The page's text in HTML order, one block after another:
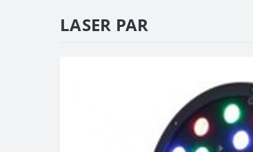
LASER PAR